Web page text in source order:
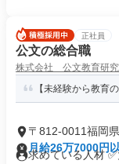
正社員
公文の総合職
株式会社 公文教育研
【未経験から教育
〒812-0011福岡
月給26万7000円
求めている人材